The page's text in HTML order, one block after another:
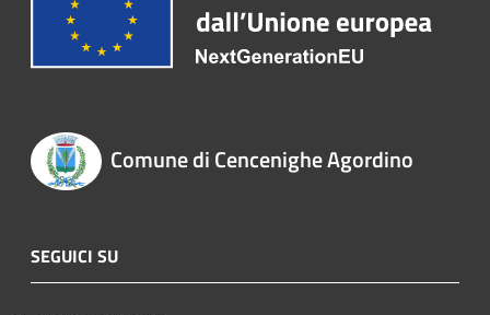
Comune di Cencenighe Agordino
SEGUICI SU